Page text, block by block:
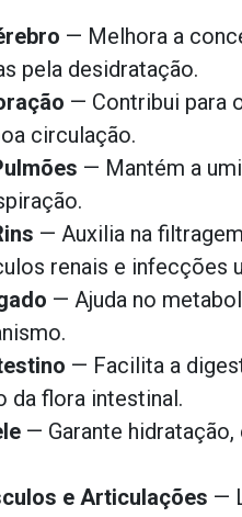
— Melhora a
pela desidratação.
— Contribui para
circulação.
— Mantém a
— Auxilia na
renais e infecções
— Ajuda no
— Facilita a
da flora intestinal.
— Garante
e Articulações —